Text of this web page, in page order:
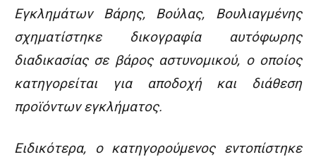
Εγκλημάτων Βάρης, Βούλας, Βουλιαγμένης
σχηματίστηκε δικογραφία αυτόφωρης
διαδικασίας σε βάρος αστυνομικού, ο οποίος
κατηγορείται για αποδοχή και διάθεση
προϊόντων εγκλήματος.
Ειδικότερα, ο κατηγορούμενος εντοπίστηκε